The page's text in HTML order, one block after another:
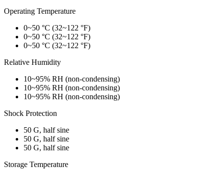
Operating Temperature
0~50 °C (32~122 °F)
0~50 °C (32~122 °F)
0~50 °C (32~122 °F)
Relative Humidity
10~95% RH (non-condensing)
10~95% RH (non-condensing)
10~95% RH (non-condensing)
Shock Protection
50 G, half sine
50 G, half sine
50 G, half sine
Storage Temperature